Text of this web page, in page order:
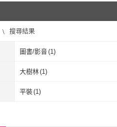
搜尋結果
圖書/影音(1)
大樹林(1)
大樹林
平裝(1)